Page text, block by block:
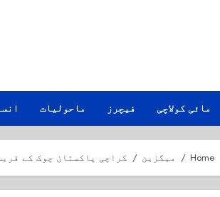
مائی کولاچی فیچرز ماحولیات
Home میگزین کراچی پاکستان چوک کے